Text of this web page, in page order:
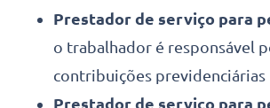
Prestador de serviço para
o trabalhador é responsável
contribuições previdenciárias
Prestador de serviço para